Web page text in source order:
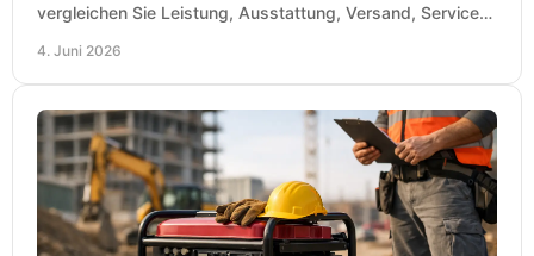
vergleichen Sie Leistung, Ausstattung, Versand, Service
4. Juni 2026